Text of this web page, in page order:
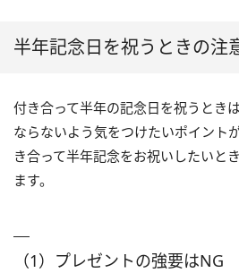
半年記念日を祝うときの注
付き合って半年の記念日を祝うとき
ならないよう気をつけたいポイント
き合って半年記念をお祝いしたいと
ます。
（1）プレゼントの強要はNG